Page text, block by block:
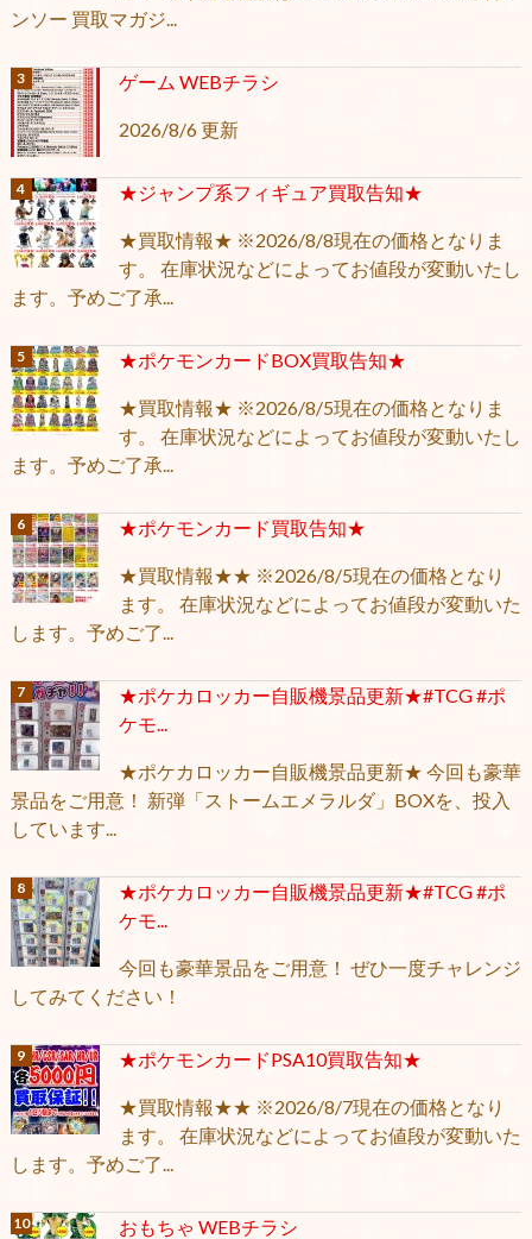
ンソー 買取マガジ...
ゲーム WEBチラシ
2026/8/6 更新
★ジャンプ系フィギュア買取告知★
★買取情報★ ※2026/8/8現在の価格となりま
す。 在庫状況などによってお値段が変動いたし
ます。予めご了承...
★ポケモンカードBOX買取告知★
★買取情報★ ※2026/8/5現在の価格となりま
す。 在庫状況などによってお値段が変動いたし
ます。予めご了承...
★ポケモンカード買取告知★
★買取情報★★ ※2026/8/5現在の価格となり
ます。 在庫状況などによってお値段が変動いた
します。予めご了...
★ポケカロッカー自販機景品更新★#TCG #ポ
ケモ...
★ポケカロッカー自販機景品更新★ 今回も豪華
景品をご用意！ 新弾「ストームエメラルダ」BOXを、投入
しています...
★ポケカロッカー自販機景品更新★#TCG #ポ
ケモ...
今回も豪華景品をご用意！ ぜひ一度チャレンジ
してみてください！
★ポケモンカードPSA10買取告知★
★買取情報★★ ※2026/8/7現在の価格となり
ます。 在庫状況などによってお値段が変動いた
します。予めご了...
おもちゃ WEBチラシ